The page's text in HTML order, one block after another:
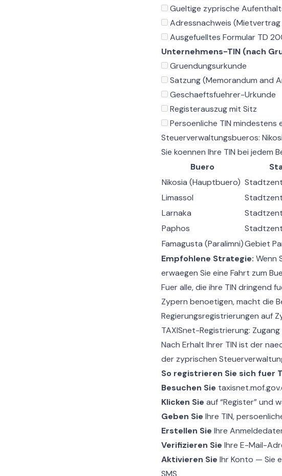
Gueltige zyprische
Adressnachweis (Mietvertrag
Ausgefuelltes Formular TD
Unternehmens-TIN (nach
Gruendungsurkunde
Satzung (Memorandum and
Geschaeftsfuehrer-Urkunde
Registerauszug mit Sitz
Persoenliche TIN mindestens
Steuerverwaltungsbueros:
Sie koennen Ihre TIN bei jedem
Buero
Nikosia (Hauptbuero)
Limassol
Larnaka
Paphos
Famagusta (Paralimni)Gebiet
Empfohlene Strategie: Wenn
erwaegen Sie eine Fahrt zum
Fuer alle, die ihre TIN dringend
Zypern benoetigen, macht die
Regierungsregistrierungen auf
TAXISnet-Registrierung:
Nach Erhalt Ihrer TIN ist der
der zyprischen
So registrieren Sie sich fuer
Besuchen Sie
Klicken Sie auf “Register” und
Geben Sie Ihre TIN,
Erstellen Sie Ihre
Verifizieren Sie Ihre E-Mail-
Aktivieren Sie Ihr Konto — Sie
SMS